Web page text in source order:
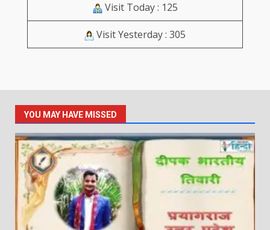
Visit Today : 125
Visit Yesterday : 305
YOU MAY HAVE MISSED